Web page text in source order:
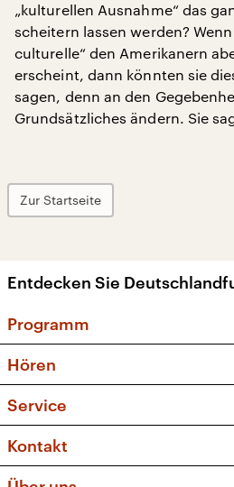
„kulturellen Ausnahme“ das
scheitern lassen werden?
culturelle“ den Amerikanern
erscheint, dann könnten sie
sagen, denn an den
Grundsätzliches ändern. Sie
Zur Startseite
Entdecken Sie
Programm
Sendungen und
Musikliste
Kakadu – Das
Hören
Frequenzen (UKW +
Service
FAQ
Apps
Kontakt